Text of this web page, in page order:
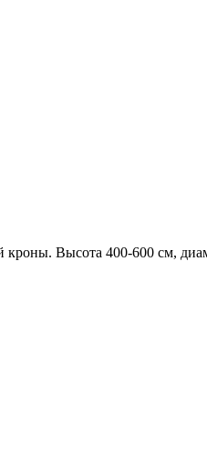
Высота 400-600 см,